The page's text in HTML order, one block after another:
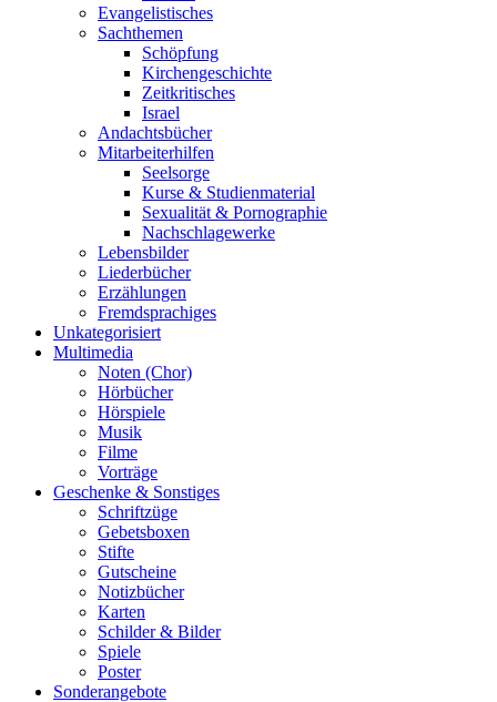
Evangelistisches
Sachthemen
Schöpfung
Kirchengeschichte
Zeitkritisches
Israel
Andachtsbücher
Mitarbeiterhilfen
Seelsorge
Kurse & Studienmaterial
Sexualität & Pornographie
Nachschlagewerke
Lebensbilder
Liederbücher
Erzählungen
Fremdsprachiges
Unkategorisiert
Multimedia
Noten (Chor)
Hörbücher
Hörspiele
Musik
Filme
Vorträge
Geschenke & Sonstiges
Schriftzüge
Gebetsboxen
Stifte
Gutscheine
Notizbücher
Karten
Schilder & Bilder
Spiele
Poster
Sonderangebote